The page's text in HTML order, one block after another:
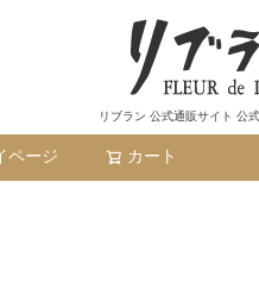
リブラン 公式通販サイト 公
ページ カート